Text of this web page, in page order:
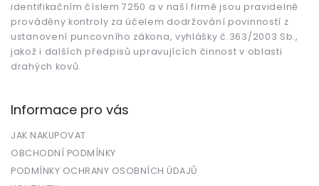
identifikačním číslem 7250 a v naší firmě jsou pravidelně
prováděny kontroly za účelem dodržování povinností z
ustanovení puncovního zákona, vyhlášky č.363/2003 Sb.,
jakož i dalších předpisů upravujících činnost v oblasti
drahých kovů.
Informace pro vás
JAK NAKUPOVAT
OBCHODNÍ PODMÍNKY
PODMÍNKY OCHRANY OSOBNÍCH ÚDAJŮ